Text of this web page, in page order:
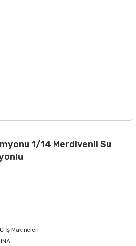
1/14 Merdivenli Su
İş Makineleri